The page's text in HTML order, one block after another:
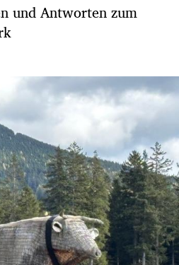
und Antworten zum